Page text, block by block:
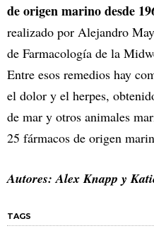
de origen marino desde
realizado por Alejandro
de Farmacología de la
Entre esos remedios hay
el dolor y el herpes,
de mar y otros animales
25 fármacos de origen
Autores: Alex Knapp y
TAGS